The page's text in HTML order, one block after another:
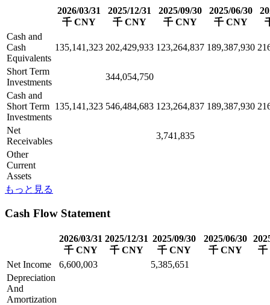
2026/03/31
千 CNY
2025/12/31
千 CNY
2025/09/30
千 CNY
2025/06/30
千 CNY
Cash and
Cash
Equivalents
135,141,323 202,429,933 123,264,837 189,387,930
Short Term
Investments
344,054,750
Cash and
Short Term
Investments
135,141,323 546,484,683 123,264,837 189,387,930
Net
Receivables
3,741,835
Other
Current
Assets
もっと見る
Cash Flow Statement
2026/03/31
千 CNY
2025/12/31
千 CNY
2025/09/30
千 CNY
2025/06/30
千 CNY
千
Net Income
6,600,003
5,385,651
Depreciation
And
Amortization